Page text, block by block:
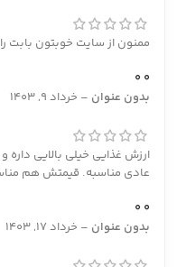
ممنون از سایت خوبتون بابت
0
0
بدون عنوان – خرداد 9, 1403
ارزش غذایی خیلی بالایی داره
عادی مناسبه. قیمتش هم
0
0
بدون عنوان – خرداد 17, 1403